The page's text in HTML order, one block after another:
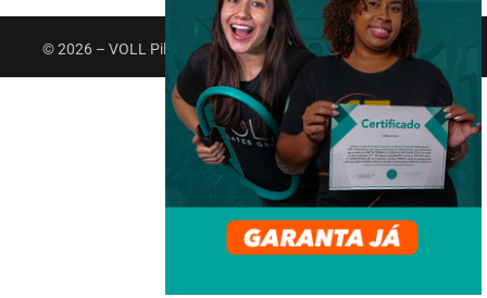
© 2026 – VOLL Pilates Group. Todos os direitos reservados.